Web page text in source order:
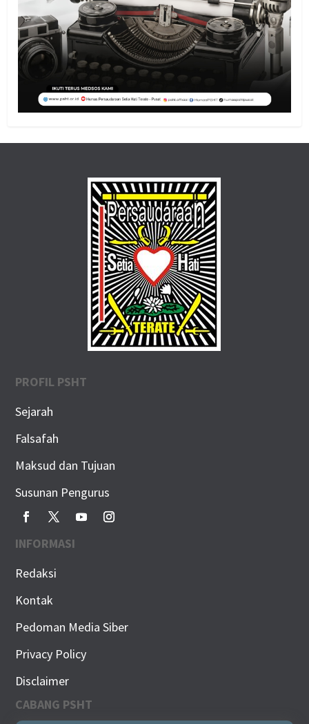
PROFIL PSHT
Sejarah
Falsafah
Maksud dan Tujuan
Susunan Pengurus
INFORMASI
Redaksi
Kontak
Pedoman Media Siber
Privacy Policy
Disclaimer
CABANG PSHT